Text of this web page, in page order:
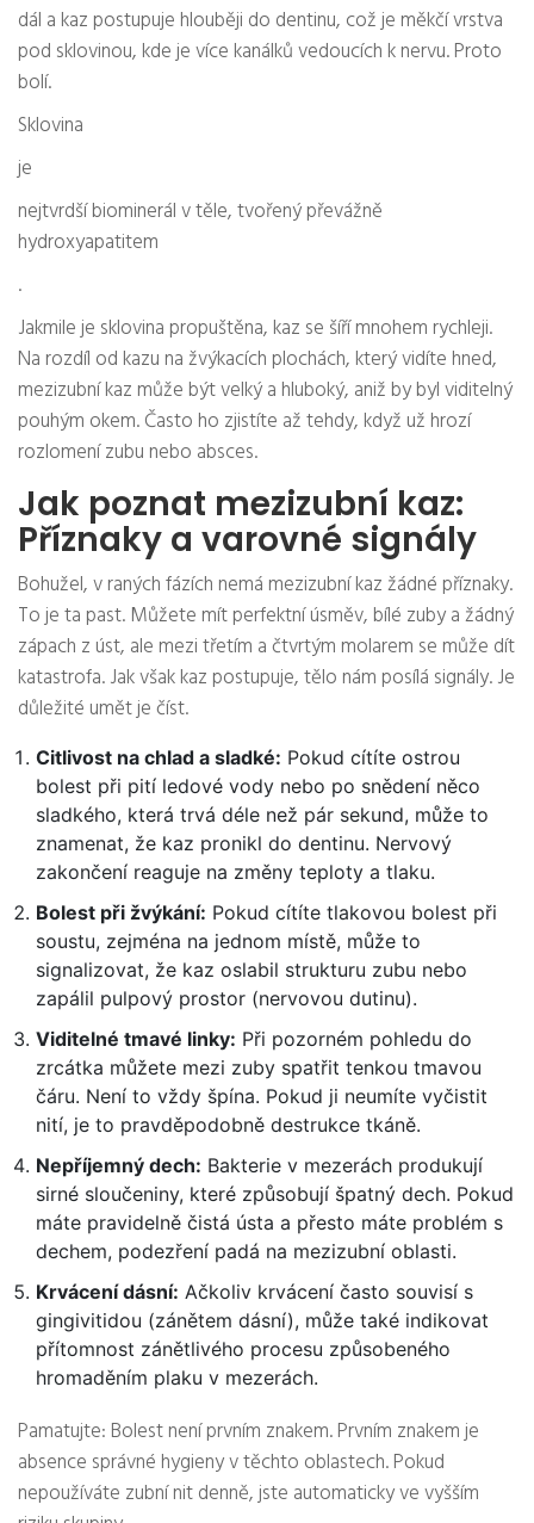
dál a kaz postupuje hlouběji do dentinu, což je měkčí vrstva
pod sklovinou, kde je více kanálků vedoucích k nervu. Proto
bolí.
Sklovina
je
nejtvrdší biominerál v těle, tvořený převážně
hydroxyapatitem
.
Jakmile je sklovina propuštěna, kaz se šíří mnohem rychleji.
Na rozdíl od kazu na žvýkacích plochách, který vidíte hned,
mezizubní kaz může být velký a hluboký, aniž by byl viditelný
pouhým okem. Často ho zjistíte až tehdy, když už hrozí
rozlomení zubu nebo absces.
Jak poznat mezizubní kaz:
Příznaky a varovné signály
Bohužel, v raných fázích nemá mezizubní kaz žádné příznaky.
To je ta past. Můžete mít perfektní úsměv, bílé zuby a žádný
zápach z úst, ale mezi třetím a čtvrtým molarem se může dít
katastrofa. Jak však kaz postupuje, tělo nám posílá signály. Je
důležité umět je číst.
Citlivost na chlad a sladké: Pokud cítíte ostrou
bolest při pití ledové vody nebo po snědení něco
sladkého, která trvá déle než pár sekund, může to
znamenat, že kaz pronikl do dentinu. Nervový
zakončení reaguje na změny teploty a tlaku.
Bolest při žvýkání: Pokud cítíte tlakovou bolest při
soustu, zejména na jednom místě, může to
signalizovat, že kaz oslabil strukturu zubu nebo
zapálil pulpový prostor (nervovou dutinu).
Viditelné tmavé linky: Při pozorném pohledu do
zrcátka můžete mezi zuby spatřit tenkou tmavou
čáru. Není to vždy špína. Pokud ji neumíte vyčistit
nití, je to pravděpodobně destrukce tkáně.
Nepříjemný dech: Bakterie v mezerách produkují
sirné sloučeniny, které způsobují špatný dech. Pokud
máte pravidelně čistá ústa a přesto máte problém s
dechem, podezření padá na mezizubní oblasti.
Krvácení dásní: Ačkoliv krvácení často souvisí s
gingivitidou (zánětem dásní), může také indikovat
přítomnost zánětlivého procesu způsobeného
hromaděním plaku v mezerách.
Pamatujte: Bolest není prvním znakem. Prvním znakem je
absence správné hygieny v těchto oblastech. Pokud
nepoužíváte zubní nit denně, jste automaticky ve vyšším